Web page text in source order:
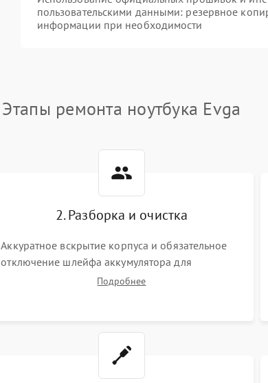
пользовательскими данными: резервное
информации при необходимости
Этапы ремонта ноутбука Evga
2. Разборка и очистка
Аккуратное вскрытие корпуса и обязательное
отключение шлейфа аккумулятора для
обесточивания платы. Демонтаж системы
Подробнее